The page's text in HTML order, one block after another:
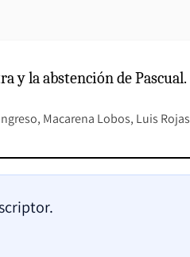
y la abstención de Pascual.
Macarena Lobos Luis Rojas